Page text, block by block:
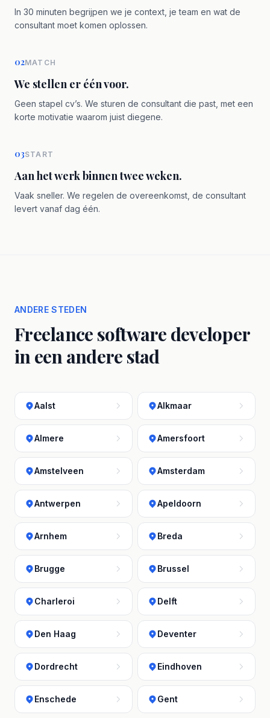
In 30 minuten begrijpen we je context, je team en wat de
consultant moet komen oplossen.
02MATCH
We stellen er één voor.
Geen stapel cv’s. We sturen de consultant die past, met een
korte motivatie waarom juist diegene.
03START
Aan het werk binnen twee weken.
Vaak sneller. We regelen de overeenkomst, de consultant
levert vanaf dag één.
ANDERE STEDEN
Freelance software developer
in een andere stad
Aalst Alkmaar
Almere Amersfoort
Amstelveen Amsterdam
Antwerpen Apeldoorn
Arnhem Breda
Brugge Brussel
Charleroi Delft
Den Haag Deventer
Dordrecht Eindhoven
Enschede Gent